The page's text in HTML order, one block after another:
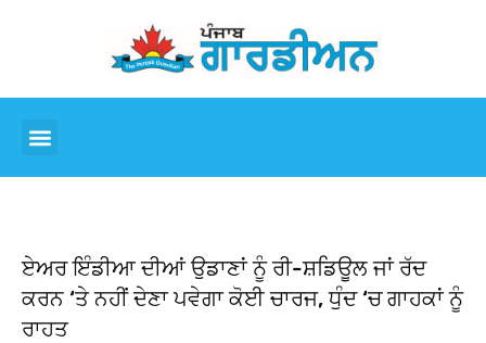
ਏਅਰ ਇੰਡੀਆ ਦੀਆਂ ਉਡਾਣਾਂ ਨੂੰ ਰੀ-ਸ਼ਡਿਊਲ ਜਾਂ ਰੱਦ
ਕਰਨ ‘ਤੇ ਨਹੀਂ ਦੇਣਾ ਪਵੇਗਾ ਕੋਈ ਚਾਰਜ, ਧੁੰਦ ‘ਚ ਗਾਹਕਾਂ ਨੂੰ
ਰਾਹਤ